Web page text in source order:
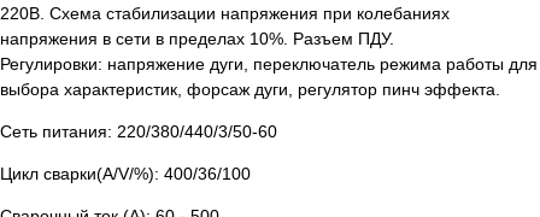
220В. Схема стабилизации напряжения при колебаниях
напряжения в сети в пределах 10%. Разъем ПДУ.
Регулировки: напряжение дуги, переключатель режима работы для
выбора характеристик, форсаж дуги, регулятор пинч эффекта.
Сеть питания: 220/380/440/3/50-60
Цикл сварки(А/V/%): 400/36/100